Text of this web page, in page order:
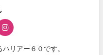
リアー６０です。